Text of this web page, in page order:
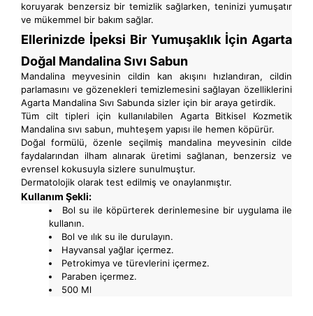
koruyarak benzersiz bir temizlik sağlarken, teninizi yumuşatır
ve mükemmel bir bakım sağlar.
Ellerinizde İpeksi Bir Yumuşaklık İçin Agarta
Doğal Mandalina Sıvı Sabun
Mandalina meyvesinin cildin kan akışını hızlandıran, cildin
parlamasını ve gözenekleri temizlemesini sağlayan özelliklerini
Agarta Mandalina Sıvı Sabunda sizler için bir araya getirdik.
Tüm cilt tipleri için kullanılabilen Agarta Bitkisel Kozmetik
Mandalina sıvı sabun, muhteşem yapısı ile hemen köpürür.
Doğal formülü, özenle seçilmiş mandalina meyvesinin cilde
faydalarından ilham alınarak üretimi sağlanan, benzersiz ve
evrensel kokusuyla sizlere sunulmuştur.
Dermatolojik olarak test edilmiş ve onaylanmıştır.
Kullanım Şekli:
Bol su ile köpürterek derinlemesine bir uygulama ile
kullanın.
Bol ve ılık su ile durulayın.
Hayvansal yağlar içermez.
Petrokimya ve türevlerini içermez.
Paraben içermez.
500 Ml